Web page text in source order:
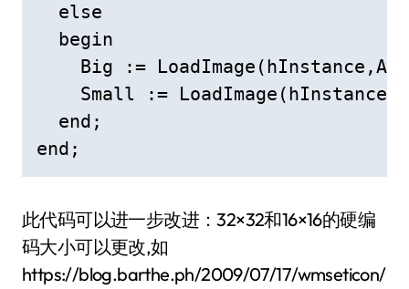
  else
  begin
Big :=
Small :=
  end;
end;
此代码可以进一步改进：32×32和16×16的硬编
码大小可以更改,如
https://blog.barthe.ph/2009/07/17/wmseticon/